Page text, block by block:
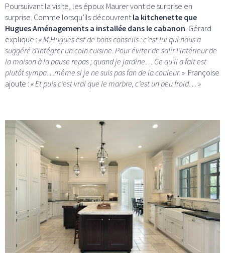
Poursuivant la visite, les époux Maurer vont de surprise en
surprise. Comme lorsqu’ils découvrent la kitchenette que
Hugues Aménagements a installée dans le cabanon . Gérard
explique : « M.Hugues est de bons conseils : c’est lui qui nous a
suggéré d’intégrer un coin cuisine. Pour éviter de salir l’intérieur de
la maison à la pause repas ; quand je jardine… Ce qu’il a fait est
plutôt sympa…même si je ne suis pas fan de la couleur. » Françoise
ajoute : « Et puis c’est vrai que le marbre, c’est un peu froid… »